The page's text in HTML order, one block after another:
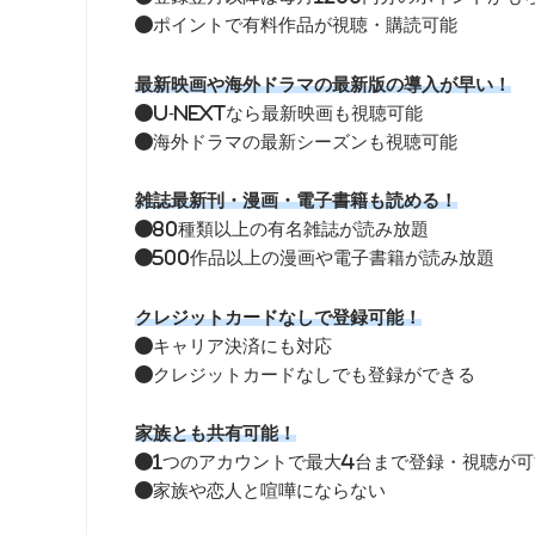
●ポイントで有料作品が視聴・購読可能
最新映画や海外ドラマの最新版の導入が早い！
●U-NEXTなら最新映画も視聴可能
●海外ドラマの最新シーズンも視聴可能
雑誌最新刊・漫画・電子書籍も読める！
●80種類以上の有名雑誌が読み放題
●500作品以上の漫画や電子書籍が読み放題
クレジットカードなしで登録可能！
●キャリア決済にも対応
●クレジットカードなしでも登録ができる
家族とも共有可能！
●1つのアカウントで最大4台まで登録・視聴が
●家族や恋人と喧嘩にならない